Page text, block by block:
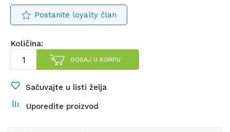
Postanite loyalty član
Količina:
DODAJ U KORPU
Sačuvajte u listi želja
Uporedite proizvod